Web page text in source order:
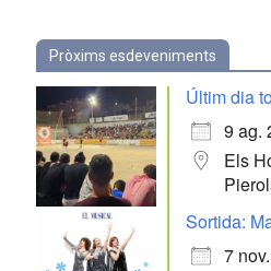
Pròxims esdeveniments
Últim dia
9 ag.
Els
Sortida:
7